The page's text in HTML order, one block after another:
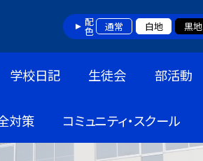
配色 通常 白地 黒地
学校日記 生徒会 部活動
対策 コミュニティ・スクール